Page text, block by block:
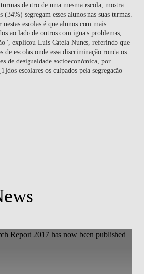
dentro de uma mesma escola, mostra
(34%) segregam esses alunos nas suas turmas.
nestas escolas é que alunos com mais
ao lado de outros com iguais problemas,
explicou Luís Catela Nunes, referindo que
de escolas onde essa discriminação ronda os
de desigualdade socioeconómica, por
escolares os culpados pela segregação